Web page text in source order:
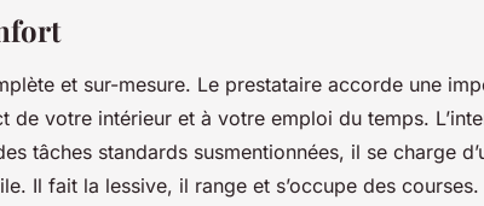
et sur-mesure. Le prestataire accorde une
de votre intérieur et à votre emploi du temps.
tâches standards susmentionnées, il se charge
Il fait la lessive, il range et s’occupe des